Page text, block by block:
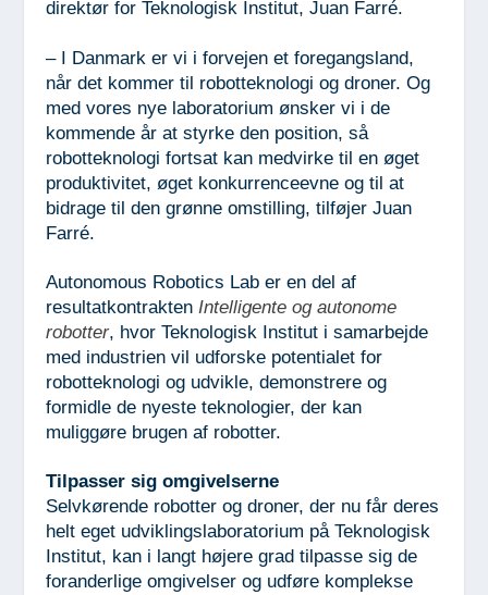
direktør for Teknologisk Institut, Juan Farré.
– I Danmark er vi i forvejen et foregangsland,
når det kommer til robotteknologi og droner. Og
med vores nye laboratorium ønsker vi i de
kommende år at styrke den position, så
robotteknologi fortsat kan medvirke til en øget
produktivitet, øget konkurrenceevne og til at
bidrage til den grønne omstilling, tilføjer Juan
Farré.
Autonomous Robotics Lab er en del af
resultatkontraktenIntelligente og autonome
robotter, hvor Teknologisk Institut i samarbejde
med industrien vil udforske potentialet for
robotteknologi og udvikle, demonstrere og
formidle de nyeste teknologier, der kan
muliggøre brugen af robotter.
Tilpasser sig omgivelserne
Selvkørende robotter og droner, der nu får deres
helt eget udviklingslaboratorium på Teknologisk
Institut, kan i langt højere grad tilpasse sig de
foranderlige omgivelser og udføre komplekse